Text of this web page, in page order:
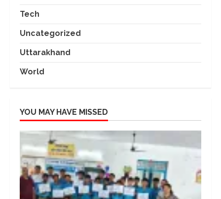
Tech
Uncategorized
Uttarakhand
World
YOU MAY HAVE MISSED